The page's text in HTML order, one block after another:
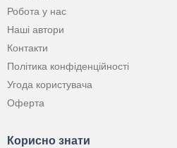
Робота у нас
Наші автори
Контакти
Політика конфіденційності
Угода користувача
Оферта
Корисно знати